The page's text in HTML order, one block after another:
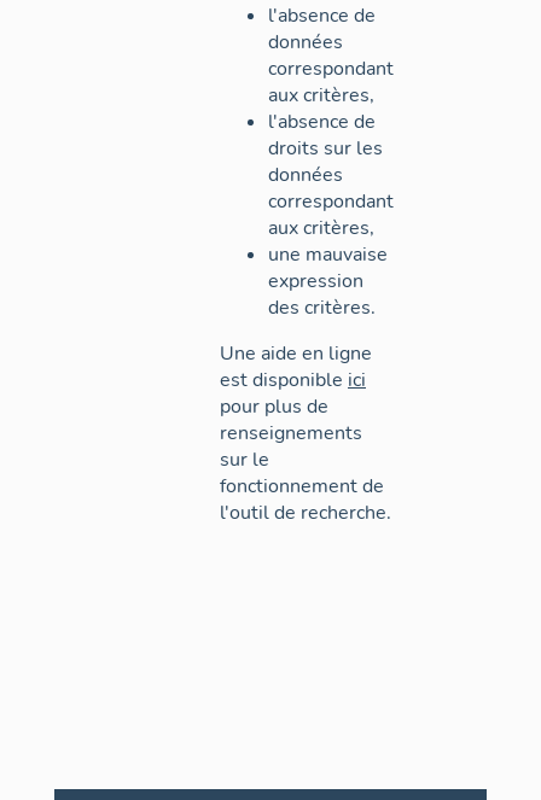
l'absence de
données
correspondant
aux critères,
l'absence de
droits sur les
données
correspondant
aux critères,
une mauvaise
expression
des critères.
Une aide en ligne
est disponible ici
pour plus de
renseignements
sur le
fonctionnement de
l'outil de recherche.